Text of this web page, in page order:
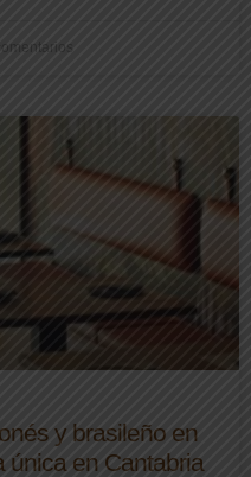
y brasileño en
única en Cantabria